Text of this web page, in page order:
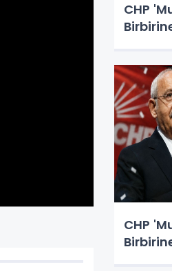
CHP
CHP